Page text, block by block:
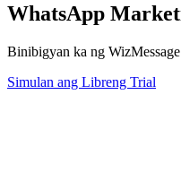
WhatsApp
Binibigyan ka ng
Simulan ang Libreng Trial